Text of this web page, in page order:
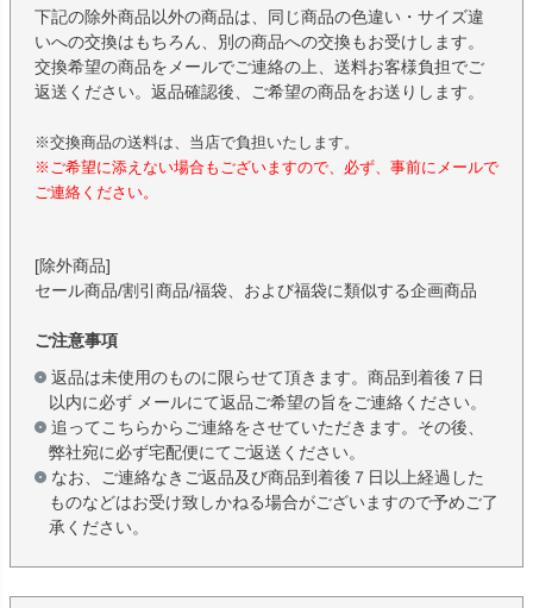
下記の除外商品以外の商品は、同じ商品の色違い・サイズ違
いへの交換はもちろん、別の商品への交換もお受けします。
交換希望の商品をメールでご連絡の上、送料お客様負担でご
返送ください。返品確認後、ご希望の商品をお送りします。
※交換商品の送料は、当店で負担いたします。
※ご希望に添えない場合もございますので、必ず、事前にメールで
ご連絡ください。
[除外商品]
セール商品/割引商品/福袋、および福袋に類似する企画商品
ご注意事項
返品は未使用のものに限らせて頂きます。商品到着後７日
以内に必ず メールにて返品ご希望の旨をご連絡ください。
追ってこちらからご連絡をさせていただきます。その後、
弊社宛に必ず宅配便にてご返送ください。
なお、ご連絡なきご返品及び商品到着後７日以上経過した
ものなどはお受け致しかねる場合がございますので予めご了
承ください。